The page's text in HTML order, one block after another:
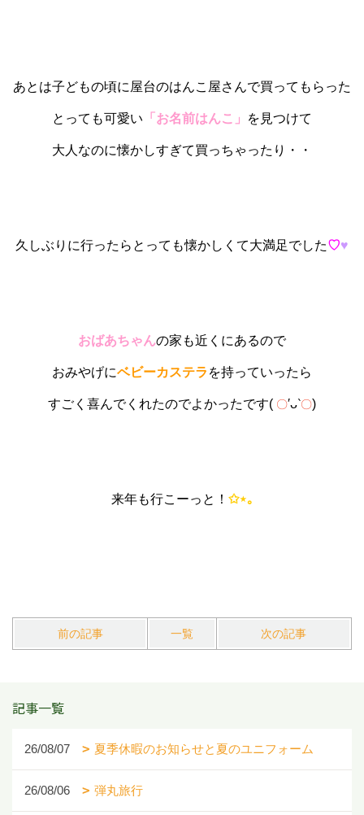
あとは子どもの頃に屋台のはんこ屋さんで買ってもらった
とっても可愛い 「お名前はんこ」 を見つけて
大人なのに懐かしすぎて買っちゃったり・・
久しぶりに行ったらとっても懐かしくて大満足でした♡♥
おばあちゃんの家も近くにあるので
おみやげにベビーカステラ を持っていったら
すごく喜んでくれたのでよかったです( 〇′ᴗ‵〇)
来年も行こーっと！ ✩⋆｡
前の記事 一覧 次の記事
記事一覧
26/08/07 夏季休暇のお知らせと夏のユニフォーム
26/08/06 弾丸旅行